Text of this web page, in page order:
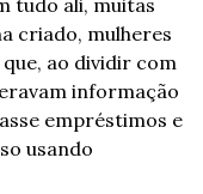
tudo ali, muitas
criado, mulheres
ao dividir com
informação
empréstimos e
usando